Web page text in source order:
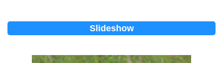
Slideshow